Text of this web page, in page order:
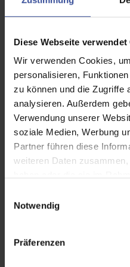
Diese Webseite verwendet
Wir verwenden Cookies,
personalisieren,
zu können und die Zugriffe
analysieren. Außerdem
Verwendung unserer
soziale Medien, Werbung
Partner führen diese
weiteren Daten
Notwendig
Präferenzen